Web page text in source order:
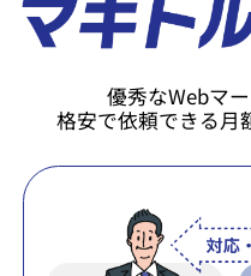
優秀なWebマ
格安で依頼できる月